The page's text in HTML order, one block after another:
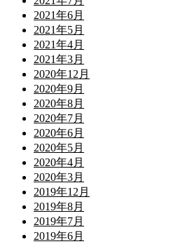
2021年6月
2021年5月
2021年4月
2021年3月
2020年12月
2020年9月
2020年8月
2020年7月
2020年6月
2020年5月
2020年4月
2020年3月
2019年12月
2019年8月
2019年7月
2019年6月